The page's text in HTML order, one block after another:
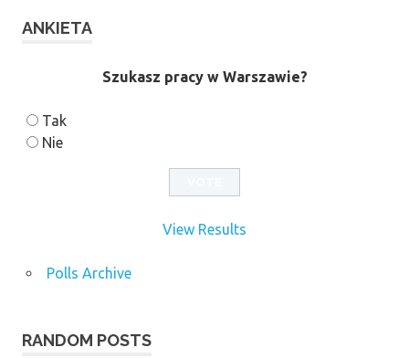
ANKIETA
Szukasz pracy w Warszawie?
Tak
Nie
View Results
Polls Archive
RANDOM POSTS